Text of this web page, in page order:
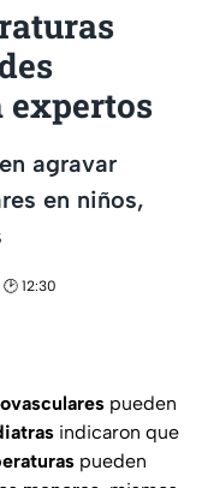
expertos
agravar
en niños,
🕑 12:30
pueden
indicaron que
pueden